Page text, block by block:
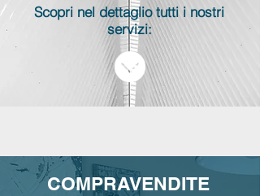
Scopri nel dettaglio tutti i nostri
servizi:
COMPRAVENDITE